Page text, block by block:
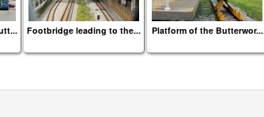
Footbridge leading to the... Platform of the Butterwor...